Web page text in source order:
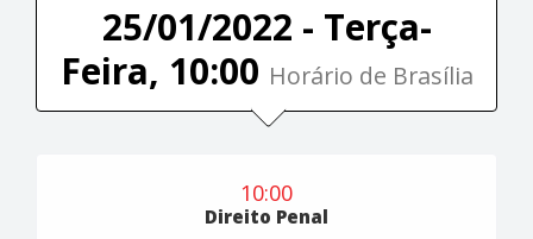
25/01/2022 - Terça-
Feira, 10:00 Horário de Brasília
10:00
Direito Penal